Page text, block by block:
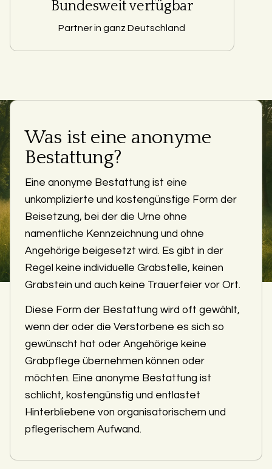
Bundesweit verfügbar
Partner in ganz Deutschland
Was ist eine anonyme
Bestattung?
Eine anonyme Bestattung ist eine
unkomplizierte und kostengünstige Form der
Beisetzung, bei der die Urne ohne
namentliche Kennzeichnung und ohne
Angehörige beigesetzt wird. Es gibt in der
Regel keine individuelle Grabstelle, keinen
Grabstein und auch keine Trauerfeier vor Ort.
Diese Form der Bestattung wird oft gewählt,
wenn der oder die Verstorbene es sich so
gewünscht hat oder Angehörige keine
Grabpflege übernehmen können oder
möchten. Eine anonyme Bestattung ist
schlicht, kostengünstig und entlastet
Hinterbliebene von organisatorischem und
pflegerischem Aufwand.